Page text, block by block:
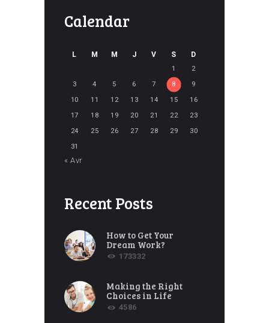
Calendar
L M M J V S D
1
2
3
4 5 6 7 8
9
10
11 12 13 14 15
16
17
18 19 20 21 22
23
24
25 26 27 28 29
30
31
« Avr
Recent Posts
How to Get Your
Dream Work?
173332
Making the Right
Choices in Life
4586